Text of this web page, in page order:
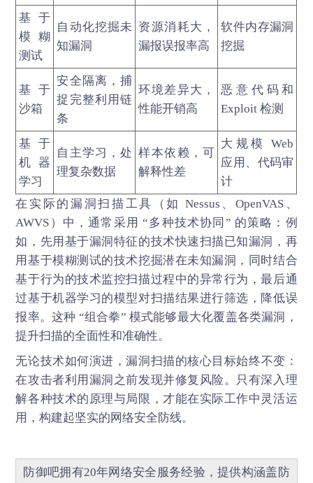
基于
模糊
测试
自动化挖掘未
知漏洞
资源消耗大，
漏报误报率高
软件内存漏洞
挖掘
基于
沙箱
安全隔离，捕
捉完整利用链
条
环境差异大，
性能开销高
恶意代码和
Exploit 检测
基于
机器
学习
自主学习，处
理复杂数据
样本依赖，可
解释性差
大规模 Web
应用、代码审
计
在实际的漏洞扫描工具（如 Nessus、OpenVAS、
AWVS）中，通常采用 “多种技术协同” 的策略：例
如，先用基于漏洞特征的技术快速扫描已知漏洞，再
用基于模糊测试的技术挖掘潜在未知漏洞，同时结合
基于行为的技术监控扫描过程中的异常行为，最后通
过基于机器学习的模型对扫描结果进行筛选，降低误
报率。这种 “组合拳” 模式能够最大化覆盖各类漏洞，
提升扫描的全面性和准确性。
无论技术如何演进，漏洞扫描的核心目标始终不变：
在攻击者利用漏洞之前发现并修复风险。只有深入理
解各种技术的原理与局限，才能在实际工作中灵活运
用，构建起坚实的网络安全防线。
防御吧拥有20年网络安全服务经验，提供构涵盖 防